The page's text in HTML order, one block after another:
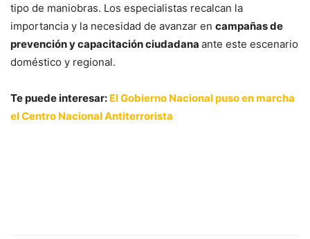
tipo de maniobras. Los especialistas recalcan la
importancia y la necesidad de avanzar en campañas de
prevención y capacitación ciudadana ante este escenario
doméstico y regional.
Te puede interesar: El Gobierno Nacional puso en marcha
el Centro Nacional Antiterrorista